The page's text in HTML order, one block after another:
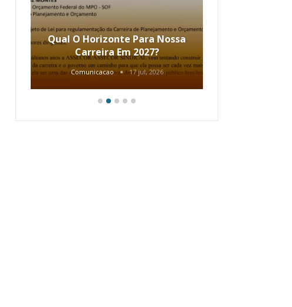
Qual O Horizonte Para Nossa
Carreira Em 2027?
Comunicacao 17 jul, 2026